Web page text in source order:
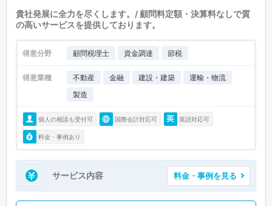
貴社発展に全力を尽くします。/ 顧問料定額・決算料なしで質
の高いサービスを提供しております。
得意分野 顧問税理士 資金調達 節税
得意業種 不動産 金融 建設・建築
運輸・物流
製造
個人の相談も受付可 国際会計対応可 英語対応可
料金・事例あり
サービス内容 料金・事例を見る